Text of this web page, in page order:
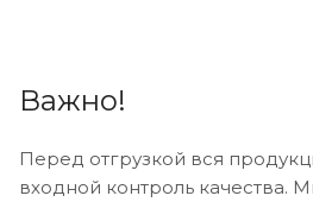
Важно!
Перед отгрузкой вся
входной контроль качества.